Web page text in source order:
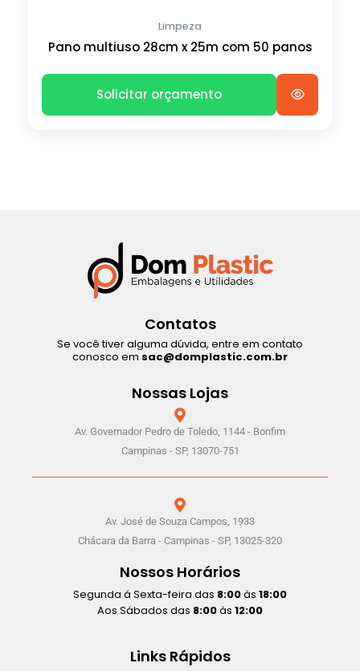
Limpeza
Pano multiuso 28cm x 25m com 50 panos
Solicitar orçamento
Contatos
Se você tiver alguma dúvida, entre em contato
conosco em sac@domplastic.com.br
Nossas Lojas
Av. Governador Pedro de Toledo, 1144 - Bonfim
Campinas - SP, 13070-751
Av. José de Souza Campos, 1933
Chácara da Barra - Campinas - SP, 13025-320
Nossos Horários
Segunda á Sexta-feira das 8:00às 18:00
Aos Sábados das 8:00às 12:00
Links Rápidos